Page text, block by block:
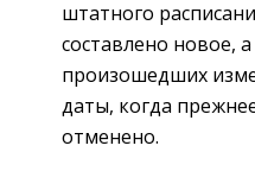
штатного
составлено новое,
произошедших
даты, когда
отменено.